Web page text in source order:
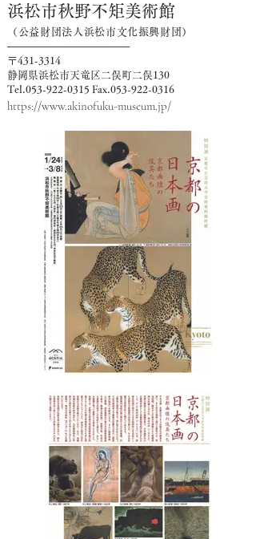
浜松市秋野不矩美術館
（公益財団法人浜松市文化振興財団）
─────────────────
〒431-3314
静岡県浜松市天竜区二俣町二俣130
Tel.053-922-0315 Fax.053-922-0316
https://www.akinofuku-museum.jp/